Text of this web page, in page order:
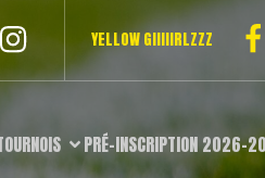
YELLOW GIIIIIRLZZZ
PRÉ-INSCRIPTION 2026-